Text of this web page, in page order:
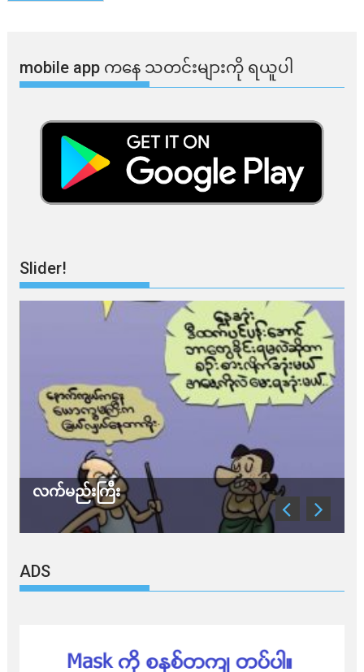
mobile app ​​ကနေ ​​သတင်းများကို ရယူပါ
Slider!
လက်မည်းကြီး
ADS